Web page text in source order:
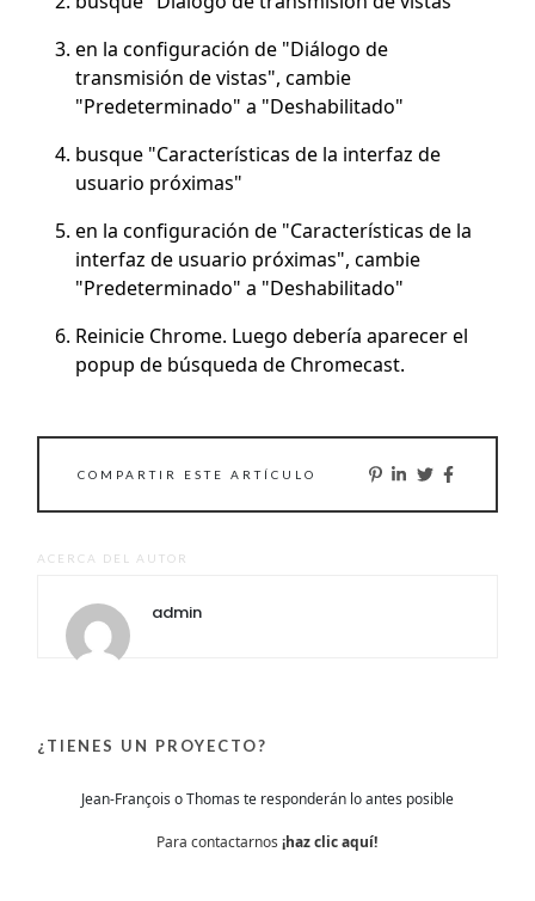
en la configuración de "Diálogo de
transmisión de vistas", cambie
"Predeterminado" a "Deshabilitado"
busque "Características de la interfaz de
usuario próximas"
en la configuración de "Características de la
interfaz de usuario próximas", cambie
"Predeterminado" a "Deshabilitado"
Reinicie Chrome. Luego debería aparecer el
popup de búsqueda de Chromecast.
COMPARTIR ESTE ARTÍCULO
ACERCA DEL AUTOR
admin
¿TIENES UN PROYECTO?
Jean-François o Thomas te responderán lo antes posible
Para contactarnos ¡haz clic aquí!